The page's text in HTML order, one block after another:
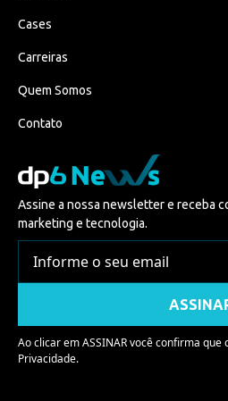
Cases
Carreiras
Quem Somos
Contato
Assine a nossa newsletter e receba
marketing e tecnologia.
Ao clicar em ASSINAR você confirma que
Privacidade.